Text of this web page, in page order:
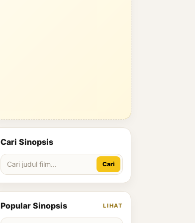
Cari Sinopsis
Cari
Popular Sinopsis LIHAT